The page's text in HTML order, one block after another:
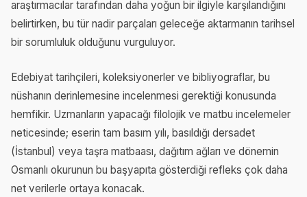
araştırmacılar tarafından daha yoğun bir ilgiyle karşılandığını
belirtirken, bu tür nadir parçaları geleceğe aktarmanın tarihsel
bir sorumluluk olduğunu vurguluyor.
Edebiyat tarihçileri, koleksiyonerler ve bibliyograflar, bu
nüshanın derinlemesine incelenmesi gerektiği konusunda
hemfikir. Uzmanların yapacağı filolojik ve matbu incelemeler
neticesinde; eserin tam basım yılı, basıldığı dersadet
(İstanbul) veya taşra matbaası, dağıtım ağları ve dönemin
Osmanlı okurunun bu başyapıta gösterdiği refleks çok daha
net verilerle ortaya konacak.